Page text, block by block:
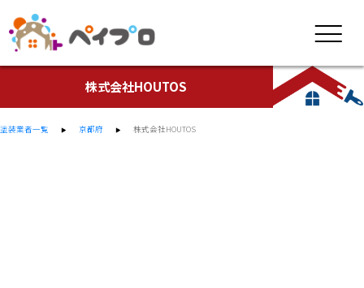
株式会社HOUTOS
塗装業者一覧 京都府 株式会社HOUTOS